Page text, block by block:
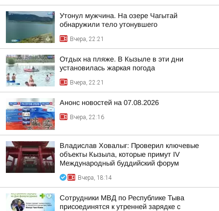
Утонул мужчина. На озере Чагытай
обнаружили тело утонувшего
Вчера, 22:21
Отдых на пляже. В Кызыле в эти дни
установилась жаркая погода
Вчера, 22:21
Анонс новостей на 07.08.2026
Вчера, 22:16
Владислав Ховалыг: Проверил ключевые
объекты Кызыла, которые примут IV
Международный буддийский форум
Вчера, 18:14
Сотрудники МВД по Республике Тыва
присоединятся к утренней зарядке с